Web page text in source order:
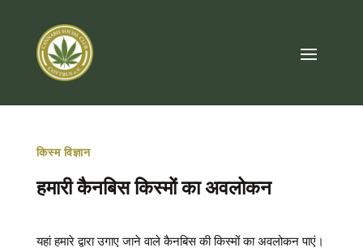
किस्म विज्ञान
हमारी कैनबिस किस्मों का अवलोकन
यहां हमारे द्वारा उगाए जाने वाले कैनबिस की किस्मों का अवलोकन पाएं।